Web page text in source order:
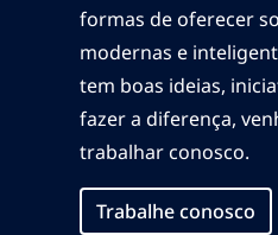
formas de oferecer
modernas e
tem boas ideias,
fazer a diferença,
trabalhar conosco.
Trabalhe conosco